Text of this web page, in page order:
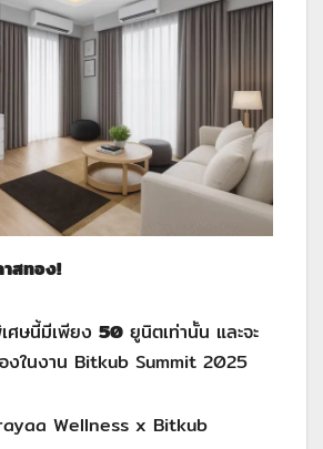
สทอง!
ศษนี้มีเพียง 50 ยูนิตเท่านั้น และจะ
องในงาน Bitkub Summit 2025
Wellness x Bitkub